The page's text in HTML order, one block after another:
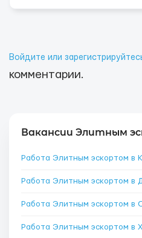
Войдите или
комментарии.
Вакансии Элитным
Работа Элитным эскортом в
Работа Элитным эскортом в
Работа Элитным эскортом в
Работа Элитным эскортом в